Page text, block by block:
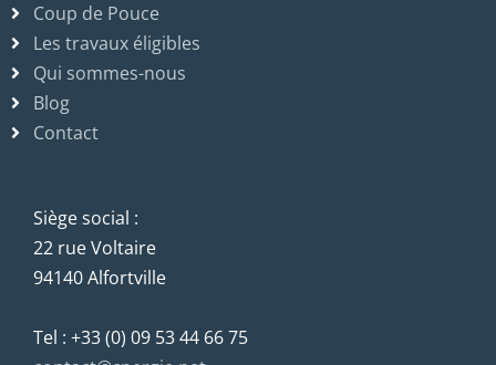
Coup de Pouce
Les travaux éligibles
Qui sommes-nous
Blog
Contact
Siège social :
22 rue Voltaire
94140 Alfortville
Tel : +33 (0) 09 53 44 66 75